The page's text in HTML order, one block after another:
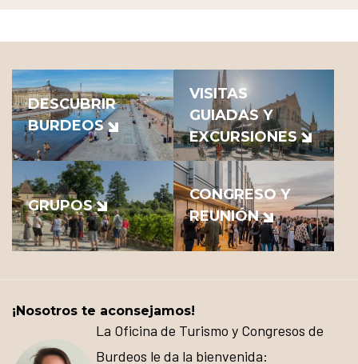
DESCUBRIR
BURDEOS
VISITAS
GUIADAS Y
EXCURSIONES
GRUPOS
CONGRESO Y
REUNIÓN
¡Nosotros te aconsejamos!
La Oficina de Turismo y Congresos de
Burdeos le da la bienvenida: